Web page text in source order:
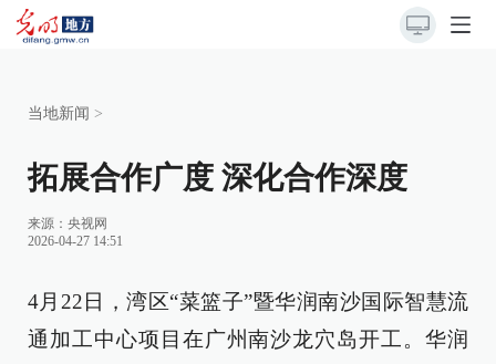
当地新闻 >
拓展合作广度 深化合作深度
来源： 央视网
2026-04-27 14:51
4月22日，湾区“菜篮子”暨华润南沙国际智慧流
通加工中心项目在广州南沙龙穴岛开工。华润